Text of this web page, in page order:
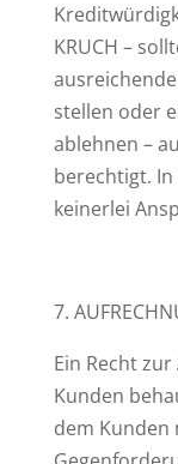
KRUCH –
stellen oder
ablehnen –
berechtigt.
keinerlei
7.
Ein Recht
Kunden
dem Kunden